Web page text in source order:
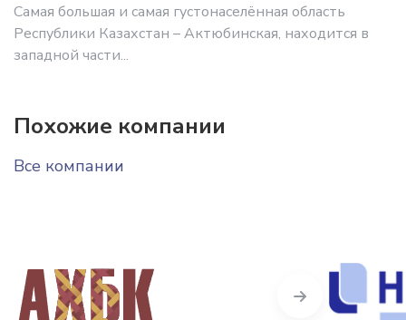
Самая большая и самая густонаселённая область
Республики Казахстан – Актюбинская, находится в
западной части...
Похожие компании
Все компании
Next